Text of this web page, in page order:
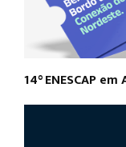
14° ENESCAP